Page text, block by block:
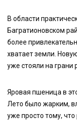
В области
Багратионовском
более
хватает земли.
уже стояли на грани
Яровая пшеница в
Лето было жарким,
уже просто тому,